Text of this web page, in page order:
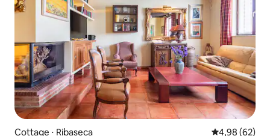
Cottage ⋅ Ribaseca Évaluation
4,98 (62)